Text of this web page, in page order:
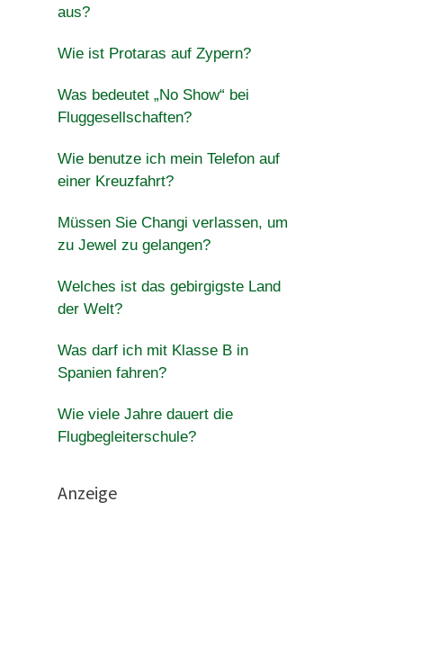
aus?
Wie ist Protaras auf Zypern?
Was bedeutet „No Show“ bei
Fluggesellschaften?
Wie benutze ich mein Telefon auf
einer Kreuzfahrt?
Müssen Sie Changi verlassen, um
zu Jewel zu gelangen?
Welches ist das gebirgigste Land
der Welt?
Was darf ich mit Klasse B in
Spanien fahren?
Wie viele Jahre dauert die
Flugbegleiterschule?
Anzeige